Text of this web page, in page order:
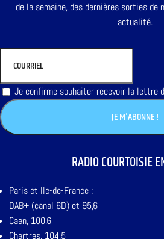
de la semaine, des dernières sorties de
actualité.
Je confirme souhaiter recevoir la lettre
RADIO COURTOISIE
Paris et Ile-de-France :
DAB+ (canal 6D) et 95,6
Caen, 100,6
Chartres, 104,5